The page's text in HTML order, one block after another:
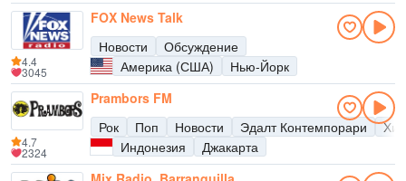
FOX News Talk
Новости
Обсуждение
Америка (США)
Нью-Йорк
4.4
3045
Prambors FM
Рок
Поп Новости Эдалт Контемпорари
Индонезия
Джакарта
4.7
2324